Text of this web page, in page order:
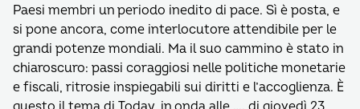
Paesi membri un periodo inedito di pace. Sì è posta, e
si pone ancora, come interlocutore attendibile per le
grandi potenze mondiali. Ma il suo cammino è stato in
chiaroscuro: passi coraggiosi nelle politiche monetarie
e fiscali, ritrosie inspiegabili sui diritti e l’accoglienza. È